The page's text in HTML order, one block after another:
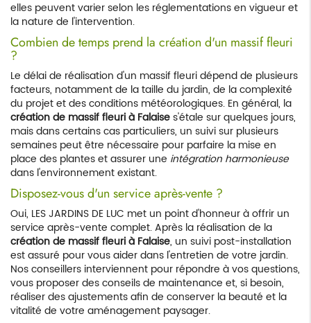
elles peuvent varier selon les réglementations en vigueur et
la nature de l'intervention.
Combien de temps prend la création d'un massif fleuri
?
Le délai de réalisation d'un massif fleuri dépend de plusieurs
facteurs, notamment de la taille du jardin, de la complexité
du projet et des conditions météorologiques. En général, la
création de massif fleuri à Falaises'étale sur quelques jours,
mais dans certains cas particuliers, un suivi sur plusieurs
semaines peut être nécessaire pour parfaire la mise en
place des plantes et assurer une intégration harmonieuse
dans l'environnement existant.
Disposez-vous d'un service après-vente ?
Oui, LES JARDINS DE LUC met un point d'honneur à offrir un
service après-vente complet. Après la réalisation de la
création de massif fleuri à Falaise, un suivi post-installation
est assuré pour vous aider dans l'entretien de votre jardin.
Nos conseillers interviennent pour répondre à vos questions,
vous proposer des conseils de maintenance et, si besoin,
réaliser des ajustements afin de conserver la beauté et la
vitalité de votre aménagement paysager.